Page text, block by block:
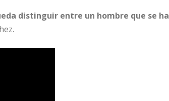
distinguir entre un hombre que se ha